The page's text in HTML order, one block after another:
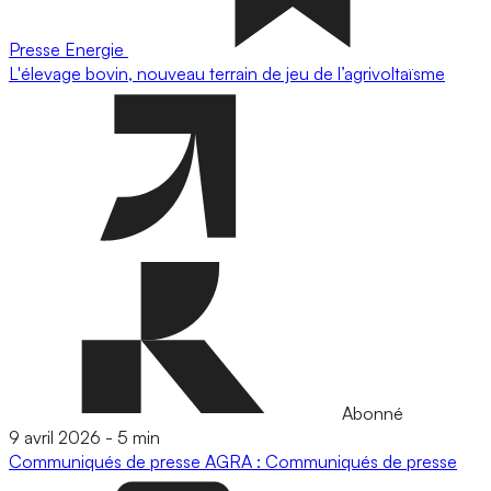
Presse Energie
L'élevage bovin, nouveau terrain de jeu de l’agrivoltaïsme
Abonné
9 avril 2026 - 5 min
Communiqués de presse AGRA : Communiqués de presse